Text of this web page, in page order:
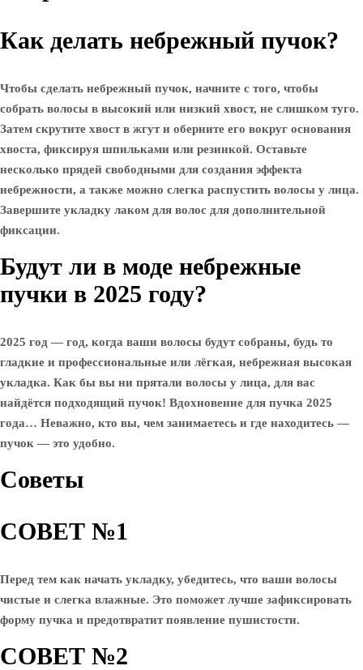
Как делать небрежный пучок?
Чтобы сделать небрежный пучок, начните с того, чтобы
собрать волосы в высокий или низкий хвост, не слишком туго.
Затем скрутите хвост в жгут и оберните его вокруг основания
хвоста, фиксируя шпильками или резинкой. Оставьте
несколько прядей свободными для создания эффекта
небрежности, а также можно слегка распустить волосы у лица.
Завершите укладку лаком для волос для дополнительной
фиксации.
Будут ли в моде небрежные
пучки в 2025 году?
2025 год — год, когда ваши волосы будут собраны, будь то
гладкие и профессиональные или лёгкая, небрежная высокая
укладка. Как бы вы ни прятали волосы у лица, для вас
найдётся подходящий пучок! Вдохновение для пучка 2025
года… Неважно, кто вы, чем занимаетесь и где находитесь —
пучок — это удобно.
Советы
СОВЕТ №1
Перед тем как начать укладку, убедитесь, что ваши волосы
чистые и слегка влажные. Это поможет лучше зафиксировать
форму пучка и предотвратит появление пушистости.
СОВЕТ №2